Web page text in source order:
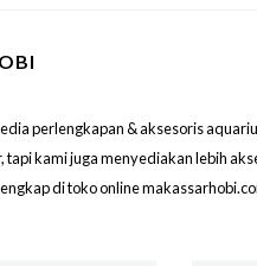
perlengkapan & aksesoris
tapi kami juga menyediakan lebih
di toko online